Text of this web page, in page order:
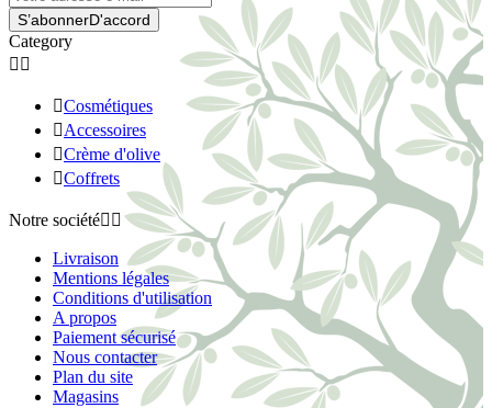
S’abonnerD'accord
Category
 
Cosmétiques
Accessoires
Crème d'olive
Coffrets
Notre société 
Livraison
Mentions légales
Conditions d'utilisation
A propos
Paiement sécurisé
Nous contacter
Plan du site
Magasins